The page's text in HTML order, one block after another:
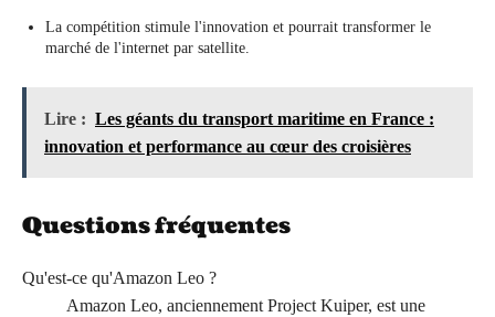
La compétition stimule l'innovation et pourrait transformer le
marché de l'internet par satellite.
Lire : Les géants du transport maritime en France :
innovation et performance au cœur des croisières
Questions fréquentes
Qu'est-ce qu'Amazon Leo ?
Amazon Leo, anciennement Project Kuiper, est une